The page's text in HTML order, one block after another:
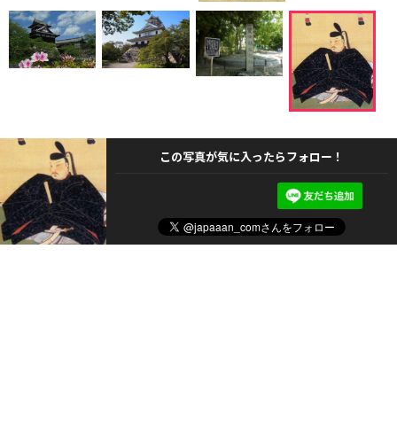
この写真が気に入ったらフォロー！